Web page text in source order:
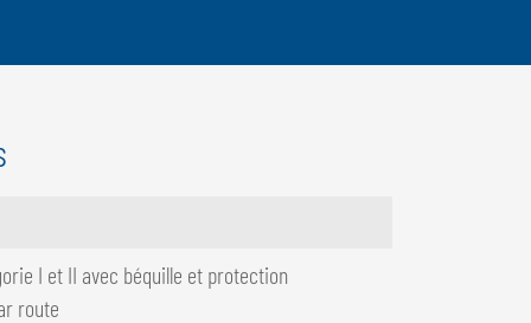
I et II avec béquille et protection
route